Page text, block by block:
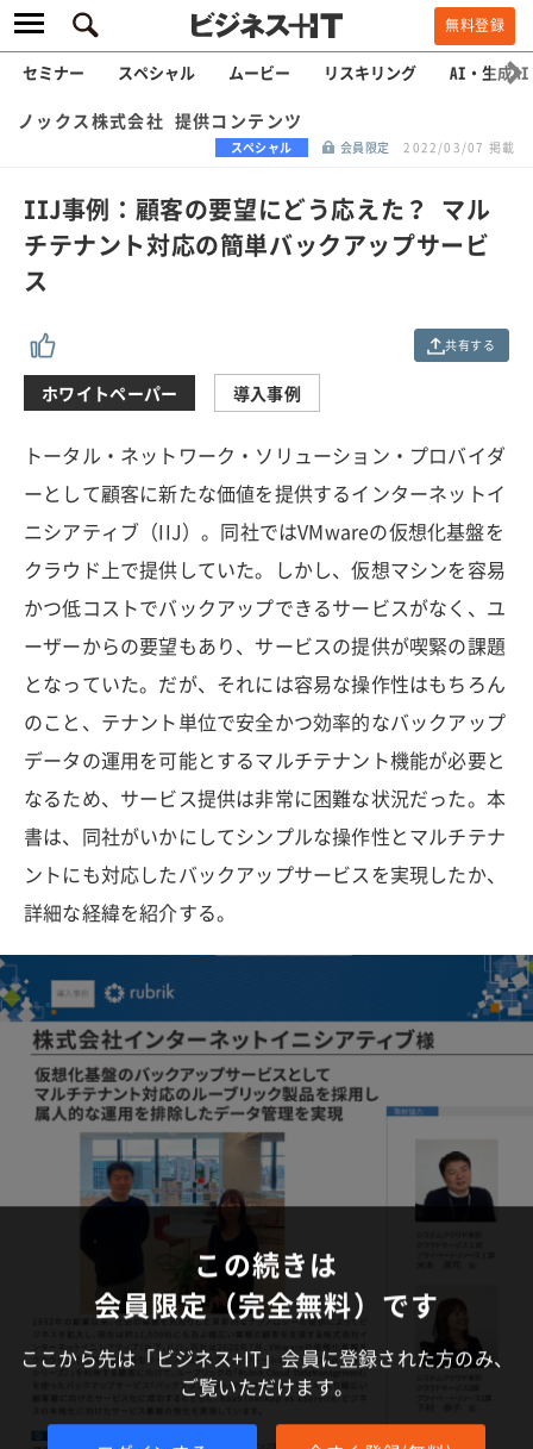
無料登録
セミナー スペシャル ムービー リスキリング AI・生成AI
ノックス株式会社 提供コンテンツ
スペシャル 会員限定 2022/03/07 掲載
IIJ事例：顧客の要望にどう応えた？ マル
チテナント対応の簡単バックアップサービ
ス
共有する
ホワイトペーパー 導入事例
トータル・ネットワーク・ソリューション・プロバイダ
ーとして顧客に新たな価値を提供するインターネットイ
ニシアティブ（IIJ）。同社ではVMwareの仮想化基盤を
クラウド上で提供していた。しかし、仮想マシンを容易
かつ低コストでバックアップできるサービスがなく、ユ
ーザーからの要望もあり、サービスの提供が喫緊の課題
となっていた。だが、それには容易な操作性はもちろん
のこと、テナント単位で安全かつ効率的なバックアップ
データの運用を可能とするマルチテナント機能が必要と
なるため、サービス提供は非常に困難な状況だった。本
書は、同社がいかにしてシンプルな操作性とマルチテナ
ントにも対応したバックアップサービスを実現したか、
詳細な経緯を紹介する。
この続きは
会員限定（完全無料）です
ここから先は「ビジネス+IT」会員に登録された方のみ、
ご覧いただけます。